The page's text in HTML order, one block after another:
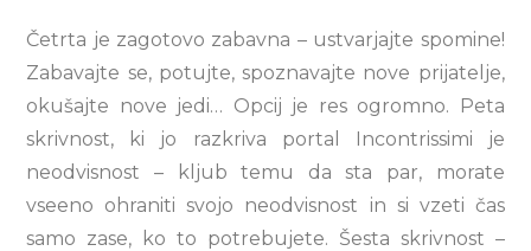
Četrta je zagotovo zabavna – ustvarjajte spomine!
Zabavajte se, potujte, spoznavajte nove prijatelje,
okušajte nove jedi… Opcij je res ogromno. Peta
skrivnost, ki jo razkriva portal Incontrissimi je
neodvisnost – kljub temu da sta par, morate
vseeno ohraniti svojo neodvisnost in si vzeti čas
samo zase, ko to potrebujete. Šesta skrivnost –